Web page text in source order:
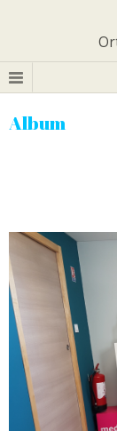
Album